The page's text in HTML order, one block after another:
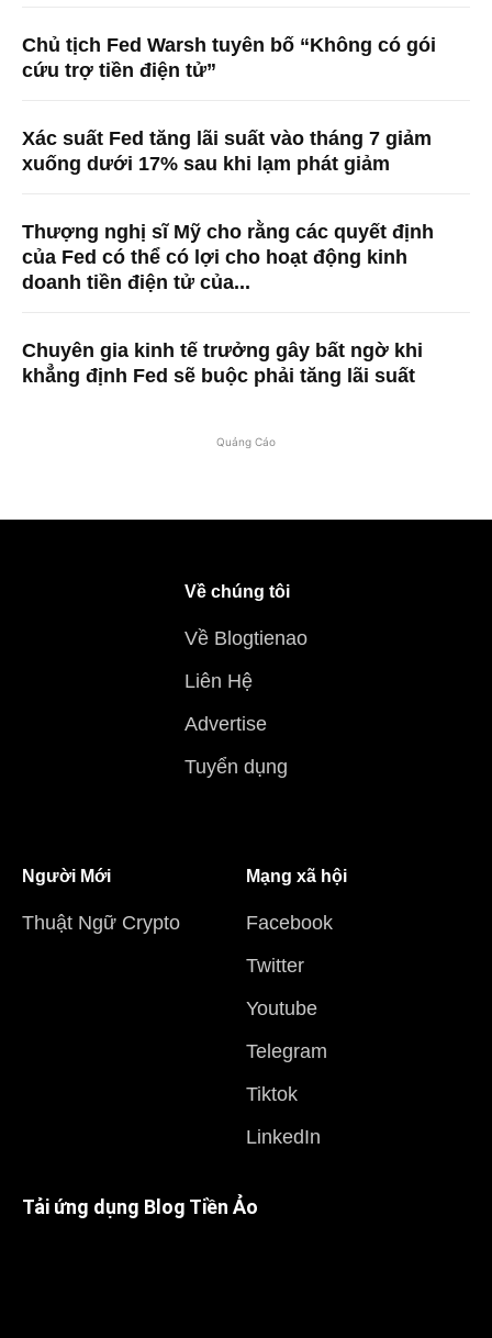
Chủ tịch Fed Warsh tuyên bố “Không có gói
cứu trợ tiền điện tử”
Xác suất Fed tăng lãi suất vào tháng 7 giảm
xuống dưới 17% sau khi lạm phát giảm
Thượng nghị sĩ Mỹ cho rằng các quyết định
của Fed có thể có lợi cho hoạt động kinh
doanh tiền điện tử của...
Chuyên gia kinh tế trưởng gây bất ngờ khi
khẳng định Fed sẽ buộc phải tăng lãi suất
Quảng Cáo
Về chúng tôi
Về Blogtienao
Liên Hệ
Advertise
Tuyển dụng
Người Mới
Thuật Ngữ Crypto
Mạng xã hội
Facebook
Twitter
Youtube
Telegram
Tiktok
LinkedIn
Tải ứng dụng Blog Tiền Ảo